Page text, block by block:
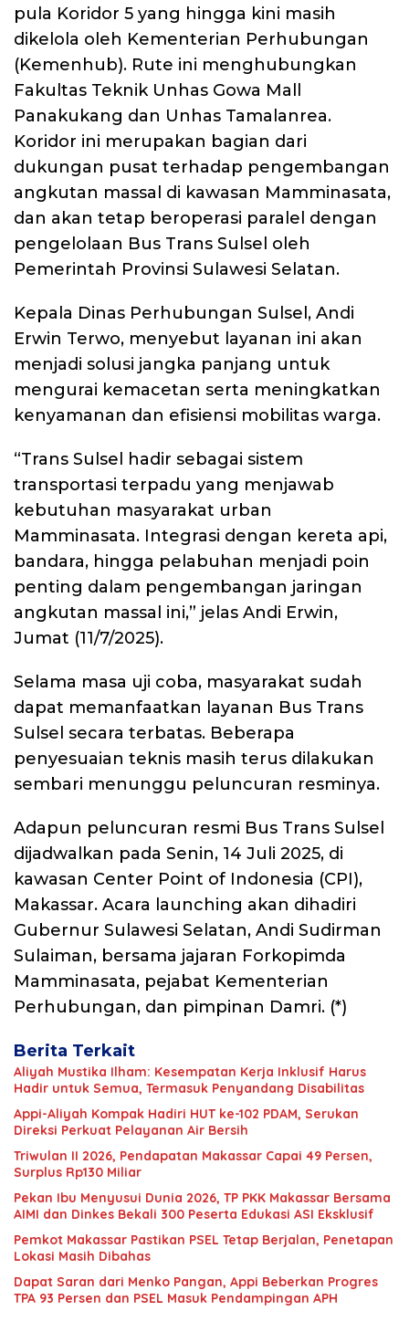
pula Koridor 5 yang hingga kini masih
dikelola oleh Kementerian Perhubungan
(Kemenhub). Rute ini menghubungkan
Fakultas Teknik Unhas Gowa Mall
Panakukang dan Unhas Tamalanrea.
Koridor ini merupakan bagian dari
dukungan pusat terhadap pengembangan
angkutan massal di kawasan Mamminasata,
dan akan tetap beroperasi paralel dengan
pengelolaan Bus Trans Sulsel oleh
Pemerintah Provinsi Sulawesi Selatan.
Kepala Dinas Perhubungan Sulsel, Andi
Erwin Terwo, menyebut layanan ini akan
menjadi solusi jangka panjang untuk
mengurai kemacetan serta meningkatkan
kenyamanan dan efisiensi mobilitas warga.
“Trans Sulsel hadir sebagai sistem
transportasi terpadu yang menjawab
kebutuhan masyarakat urban
Mamminasata. Integrasi dengan kereta api,
bandara, hingga pelabuhan menjadi poin
penting dalam pengembangan jaringan
angkutan massal ini,” jelas Andi Erwin,
Jumat (11/7/2025).
Selama masa uji coba, masyarakat sudah
dapat memanfaatkan layanan Bus Trans
Sulsel secara terbatas. Beberapa
penyesuaian teknis masih terus dilakukan
sembari menunggu peluncuran resminya.
Adapun peluncuran resmi Bus Trans Sulsel
dijadwalkan pada Senin, 14 Juli 2025, di
kawasan Center Point of Indonesia (CPI),
Makassar. Acara launching akan dihadiri
Gubernur Sulawesi Selatan, Andi Sudirman
Sulaiman, bersama jajaran Forkopimda
Mamminasata, pejabat Kementerian
Perhubungan, dan pimpinan Damri. (*)
Berita Terkait
Aliyah Mustika Ilham: Kesempatan Kerja Inklusif Harus
Hadir untuk Semua, Termasuk Penyandang Disabilitas
Appi-Aliyah Kompak Hadiri HUT ke-102 PDAM, Serukan
Direksi Perkuat Pelayanan Air Bersih
Triwulan II 2026, Pendapatan Makassar Capai 49 Persen,
Surplus Rp130 Miliar
Pekan Ibu Menyusui Dunia 2026, TP PKK Makassar Bersama
AIMI dan Dinkes Bekali 300 Peserta Edukasi ASI Eksklusif
Pemkot Makassar Pastikan PSEL Tetap Berjalan, Penetapan
Lokasi Masih Dibahas
Dapat Saran dari Menko Pangan, Appi Beberkan Progres
TPA 93 Persen dan PSEL Masuk Pendampingan APH